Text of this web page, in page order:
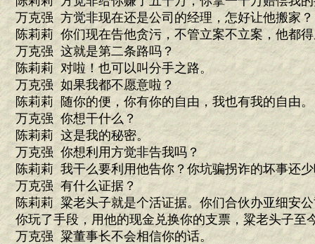
万克强 方觉非现在还是公司的经理，怎好让他搬家？
陈莉莉 你们现在告他贪污，不管立案不立案，他都
万克强 这就是第二条路吗？
陈莉莉 对啦！也可以叫分手之路。
万克强 如果我都不愿意啦？
陈莉莉 随你的便，你有你的自由，我也有我的自由。
万克强 你想干什么？
陈莉莉 这是我的秘密。
万克强 你想利用方觉非告我吗？
陈莉莉 我干么要利用他告你？你坑骗拐诈的坏事还
万克强 有什么证据？
陈莉莉 粱老头子就是个活证据。你们合伙办亚细安
你玩了手段，用他的现金兑换你的支票，粱老头子至
万克强 粱董事长不会相信你的话。